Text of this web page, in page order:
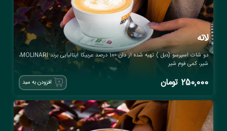
لاته
دو شات اسپرسو (دبل ) تهیه شده از دان 100 درصد عربیکا ایتالیایی برند MOLINARI،
شیر، کمی فوم شیر
250,000 تومان افزودن به سبد